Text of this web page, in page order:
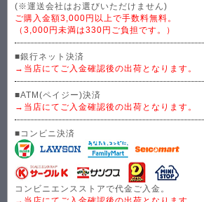
(※運送会社はお選びいただけません)
ご購入金額3,000円以上で手数料無料。
（3,000円未満は330円ご負担です。）
■銀行ネット決済
→当店にてご入金確認後の出荷となります。
■ATM(ペイジー)決済
→当店にてご入金確認後の出荷となります。
■コンビニ決済
コンビニエンスストアで代金ご入金。